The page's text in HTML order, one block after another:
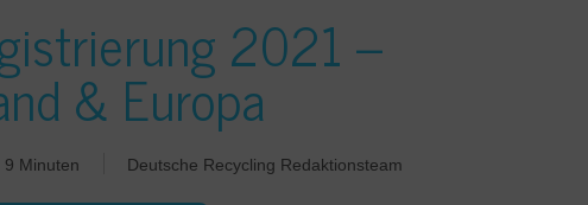
2021 –
& Europa
9 Minuten Deutsche Recycling Redaktionsteam